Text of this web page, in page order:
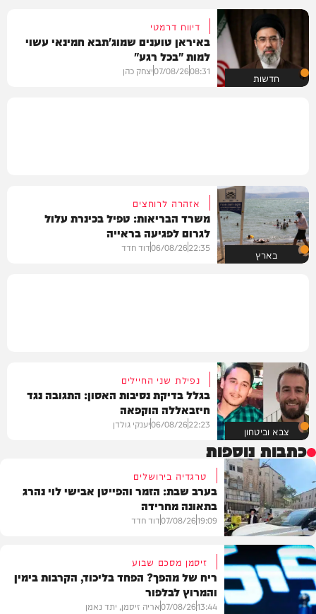
חדשות
דיווח דרמטי
באיראן טוענים שמוג'תבא חמינאי עשוי
למות "בכל רגע"
08:31
07/08/26יצחק כהן
בארץ
אזהרה לרוחצים
משרד הבריאות: טפיל בכינרת עלול
לגרום לפגיעה בראייה
22:35
06/08/26דוד חדד
צבא וביטחון
נפילת שני החיילים
בגלל בדיקת נסיבות האסון: התגובה נגד
חיזבאללה הוקפאה
22:23
06/08/26יענקי גולדן
כתבות נוספות
בארץ
טרגדיה בירושלים
בערב שבת: הזמר והפייטן אבישי לוי נהרג
בתאונה מחרידה
19:09
07/08/26דוד חדד
זיסמן מסכם שבוע
ריח של מהפך? הפחד בליכוד, הקרבות בימין
והמרוץ לבלפור
13:44
07/08/26אריה זיסמן, יתד נאמן